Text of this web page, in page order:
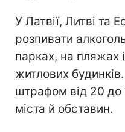
У Латвії, Литві та
розпивати
парках, на пляжах
житлових
штрафом від 20 до
міста й обставин.